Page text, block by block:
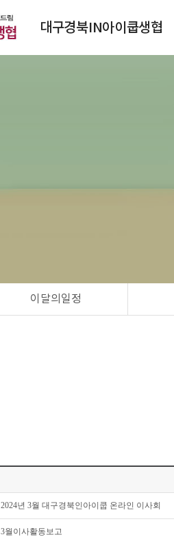
대구경북IN아이쿱생협
이달의일정
2024년 3월 대구경북인아이쿱 온라인 이사회
3월이사활동보고